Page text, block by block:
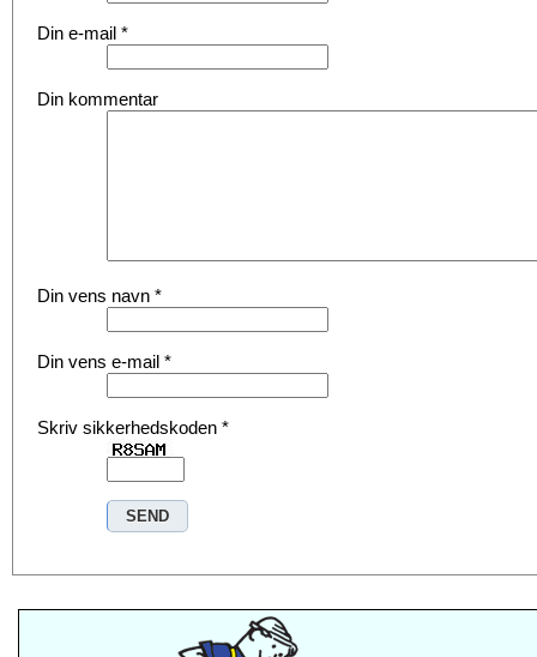
Din e-mail *
Din kommentar
Din vens navn *
Din vens e-mail *
Skriv sikkerhedskoden *